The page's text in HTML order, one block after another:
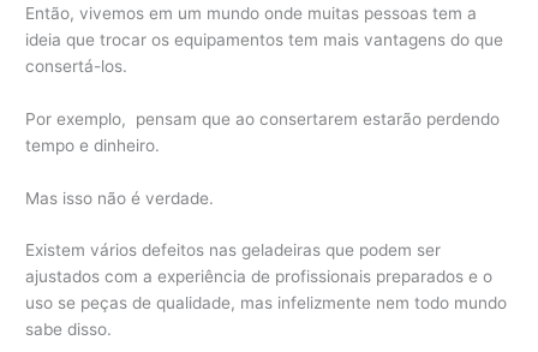
Então, vivemos em um mundo onde muitas pessoas tem a
ideia que trocar os equipamentos tem mais vantagens do que
consertá-los.
Por exemplo, pensam que ao consertarem estarão perdendo
tempo e dinheiro.
Mas isso não é verdade.
Existem vários defeitos nas geladeiras que podem ser
ajustados com a experiência de profissionais preparados e o
uso se peças de qualidade, mas infelizmente nem todo mundo
sabe disso.